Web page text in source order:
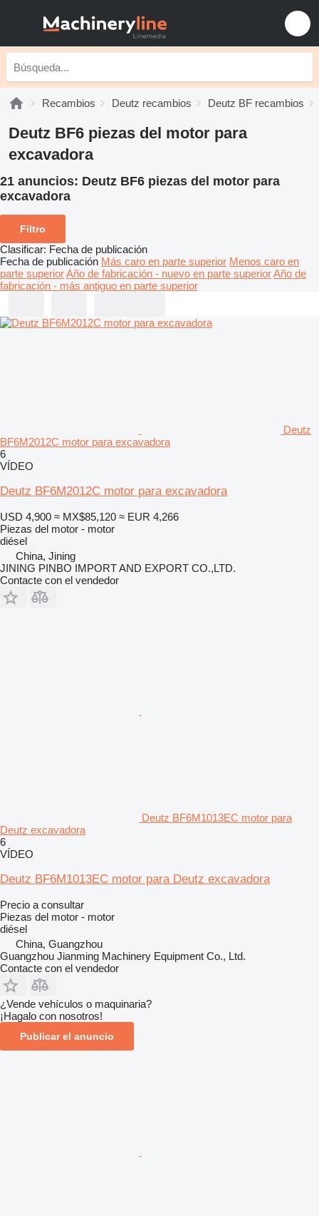
Recambios Deutz recambios Deutz BF recambios
Deutz BF6 piezas del motor para
excavadora
21 anuncios: Deutz BF6 piezas del motor para
excavadora
Filtro
Clasificar: Fecha de publicación
Fecha de publicación Más caro en parte superior Menos caro en
parte superiorAño de fabricación - nuevo en parte superiorAño de
fabricación - más antiguo en parte superior
Deutz
BF6M2012C motor para excavadora
6
VÍDEO
Deutz BF6M2012C motor para excavadora
USD 4,900 ≈ MX$85,120 ≈ EUR 4,266
Piezas del motor - motor
diésel
China, Jining
JINING PINBO IMPORT AND EXPORT CO.,LTD.
Contacte con el vendedor
Deutz BF6M1013EC motor para
Deutz excavadora
6
VÍDEO
Deutz BF6M1013EC motor para Deutz excavadora
Precio a consultar
Piezas del motor - motor
diésel
China, Guangzhou
Guangzhou Jianming Machinery Equipment Co., Ltd.
Contacte con el vendedor
¿Vende vehículos o maquinaria?
¡Hagalo con nosotros!
Publicar el anuncio